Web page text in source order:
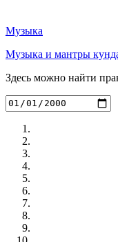
Музыка
Музыка и мантры
Здесь можно найти